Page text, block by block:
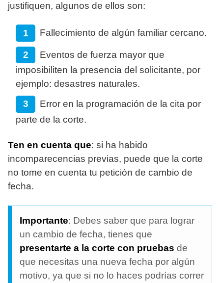
justifiquen, algunos de ellos son:
Fallecimiento de algún familiar cercano.
Eventos de fuerza mayor que
imposibiliten la presencia del solicitante, por
ejemplo: desastres naturales.
Error en la programación de la cita por
parte de la corte.
Ten en cuenta que: si ha habido
incomparecencias previas, puede que la corte
no tome en cuenta tu petición de cambio de
fecha.
Importante: Debes saber que para lograr
un cambio de fecha, tienes que
presentarte a la corte con pruebas de
que necesitas una nueva fecha por algún
motivo, ya que si no lo haces podrías correr